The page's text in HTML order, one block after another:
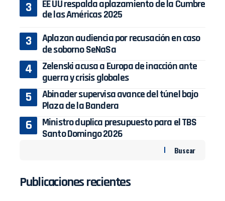
EE UU respalda aplazamiento de la Cumbre
de las Américas 2025
Aplazan audiencia por recusación en caso
de soborno SeNaSa
Zelenski acusa a Europa de inacción ante
guerra y crisis globales
Abinader supervisa avance del túnel bajo
Plaza de la Bandera
Ministro duplica presupuesto para el TBS
Santo Domingo 2026
Buscar
Publicaciones recientes